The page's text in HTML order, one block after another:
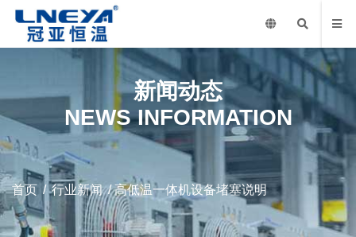
新闻动态
NEWS INFORMATION
首页 /行业新闻/ 高低温一体机设备堵塞说明